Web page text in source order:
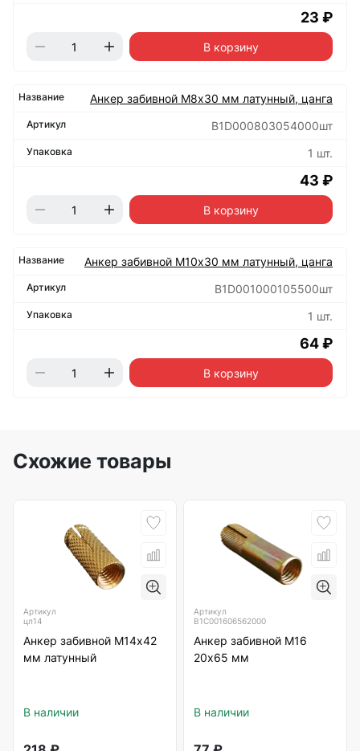
23 ₽
В корзину
Анкер забивной М8х30 мм латунный, цанга
B1D000803054000шт
1 шт.
43 ₽
В корзину
Анкер забивной М10х30 мм латунный, цанга
B1D001000105500шт
1 шт.
64 ₽
В корзину
Схожие товары
Артикул
цл14
Анкер забивной М14х42
мм латунный
В наличии
Артикул
B1C001606562000
Анкер забивной М16
20х65 мм
В наличии